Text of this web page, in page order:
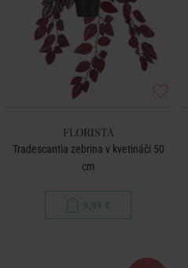
FLORISTA
Tradescantia zebrina v kvetináči 50
cm
9,99 €